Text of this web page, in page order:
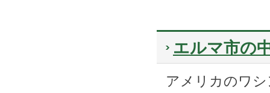
エルマ市の
アメリカのワ